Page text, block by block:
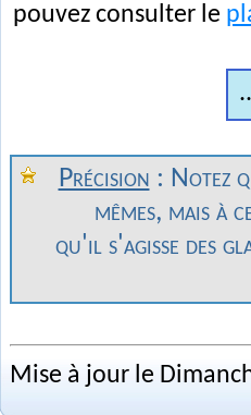
pouvez consulter le
Précision : Notez
mêmes, mais à
qu'il s'agisse des
Mise à jour le